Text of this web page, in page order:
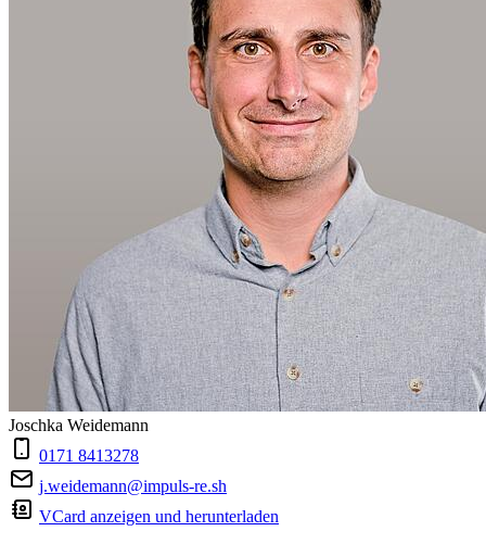
Joschka Weidemann
0171 8413278
j.weidemann@impuls-re.sh
VCard anzeigen und herunterladen